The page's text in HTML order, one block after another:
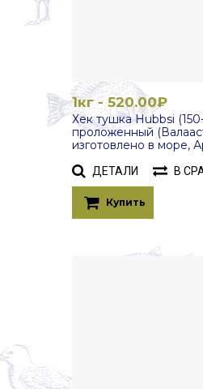
1кг - 520.00₽
Хек тушка Hubbsi
проложенный
изготовлено в море,
ДЕТАЛИ В
Купить